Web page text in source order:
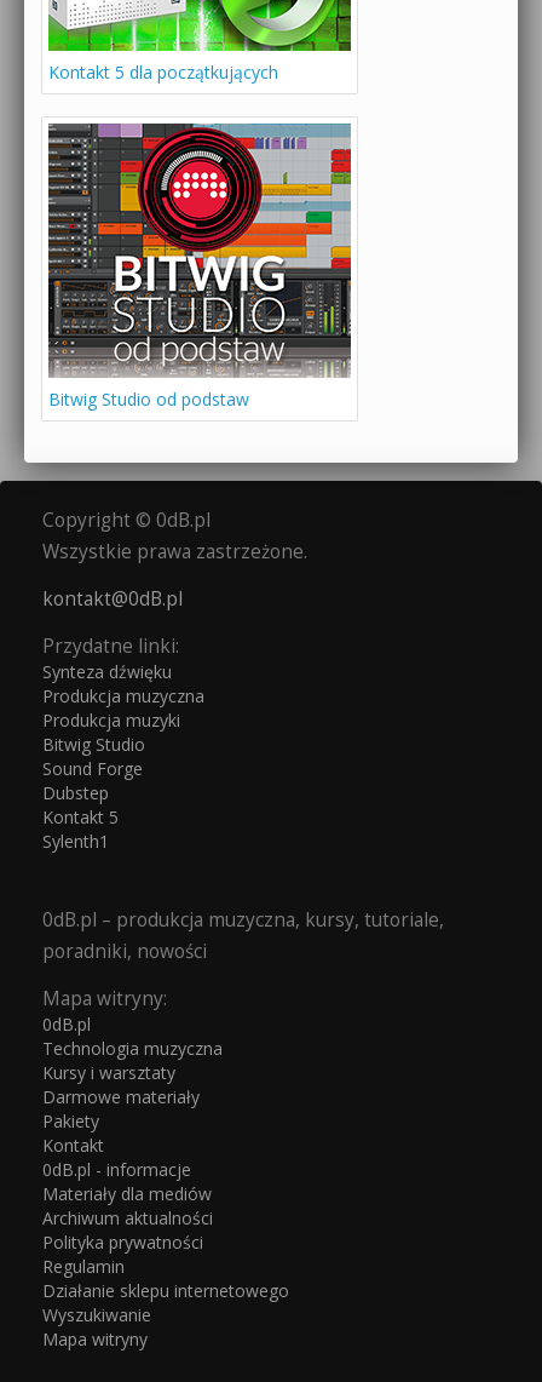
Kontakt 5 dla początkujących
Bitwig Studio od podstaw
Copyright © 0dB.pl
Wszystkie prawa zastrzeżone.
kontakt@0dB.pl
Przydatne linki:
Synteza dźwięku
Produkcja muzyczna
Produkcja muzyki
Bitwig Studio
Sound Forge
Dubstep
Kontakt 5
Sylenth1
0dB.pl – produkcja muzyczna, kursy, tutoriale,
poradniki, nowości
Mapa witryny:
0dB.pl
Technologia muzyczna
Kursy i warsztaty
Darmowe materiały
Pakiety
Kontakt
0dB.pl - informacje
Materiały dla mediów
Archiwum aktualności
Polityka prywatności
Regulamin
Działanie sklepu internetowego
Wyszukiwanie
Mapa witryny